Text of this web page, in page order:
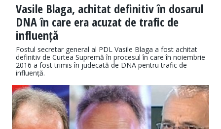
Vasile Blaga, achitat definitiv în dosarul
DNA în care era acuzat de trafic de
influență
Fostul secretar general al PDL Vasile Blaga a fost achitat
definitiv de Curtea Supremă în procesul în care în noiembrie
2016 a fost trimis în judecată de DNA pentru trafic de
influență.